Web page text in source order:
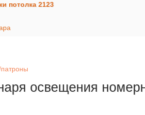
потолка 2123
освещения